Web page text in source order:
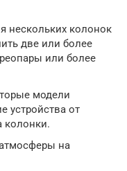
нескольких колонок
две или более
или более
модели
устройства от
колонки.
на